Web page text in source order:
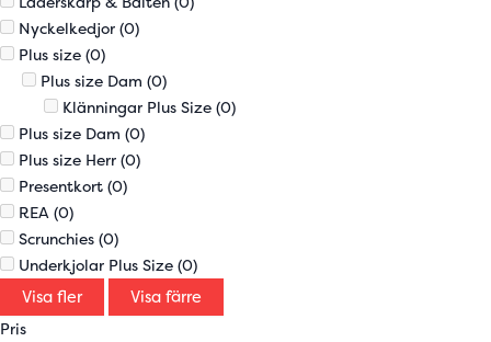
Nyckelkedjor (0)
Plus size (0)
Plus size Dam (0)
Klänningar Plus Size (0)
Plus size Dam (0)
Plus size Herr (0)
Presentkort (0)
REA (0)
Scrunchies (0)
Underkjolar Plus Size (0)
Visa fler Visa färre
Pris